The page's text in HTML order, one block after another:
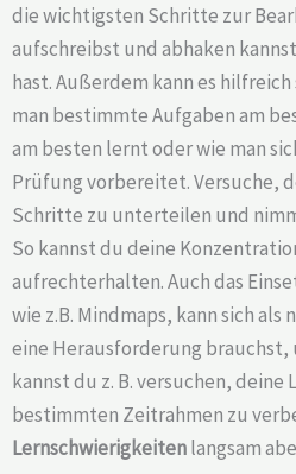
die wichtigsten Schritte zur
aufschreibst und abhaken
hast. Außerdem kann es
man bestimmte Aufgaben am
am besten lernt oder wie man
Prüfung vorbereitet. Versuche,
Schritte zu unterteilen und
So kannst du deine
aufrechterhalten. Auch das
wie z.B. Mindmaps, kann sich als
eine Herausforderung
kannst du z. B. versuchen,
bestimmten Zeitrahmen zu
Lernschwierigkeitenlangsam